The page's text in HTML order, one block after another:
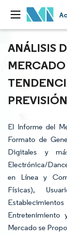
ANÁLISIS
El Informe del
Formato de
Digitales y
Electrónica/
en Línea y
Físicas),
Mercado se